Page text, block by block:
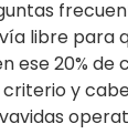
libre para
ese 20% de
y